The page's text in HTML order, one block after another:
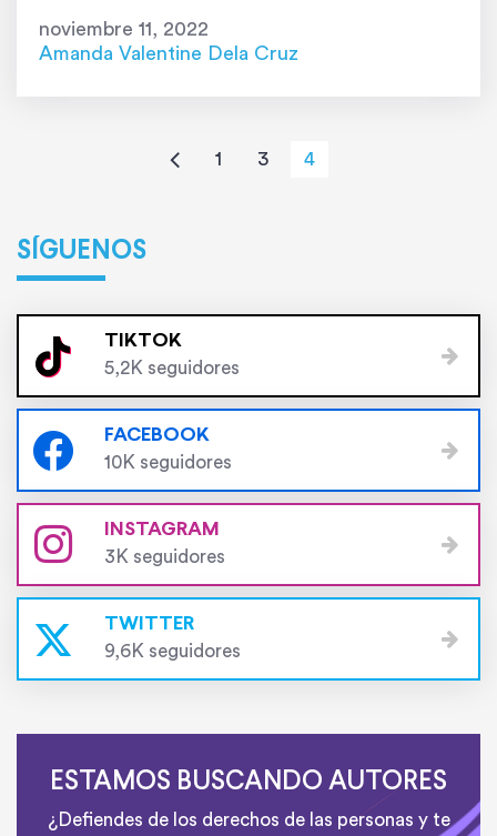
negativa. Pero hay excepciones a estas
temáticas depresivas. Algunas tal vez te
noviembre 11, 2022
Amanda Valentine Dela Cruz
1 3 4
SÍGUENOS
TIKTOK
5,2K seguidores
FACEBOOK
10K seguidores
INSTAGRAM
3K seguidores
TWITTER
9,6K seguidores
ESTAMOS BUSCANDO AUTORES
¿Defiendes de los derechos de las personas y te